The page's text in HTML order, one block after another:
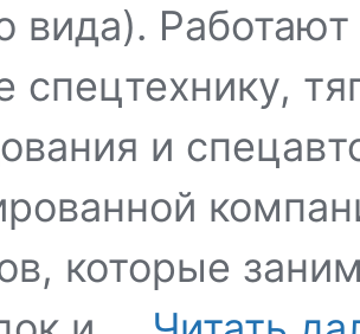
вида).
спецтехнику,
и
которые